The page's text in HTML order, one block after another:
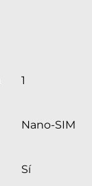
1
Nano-SIM
Sí